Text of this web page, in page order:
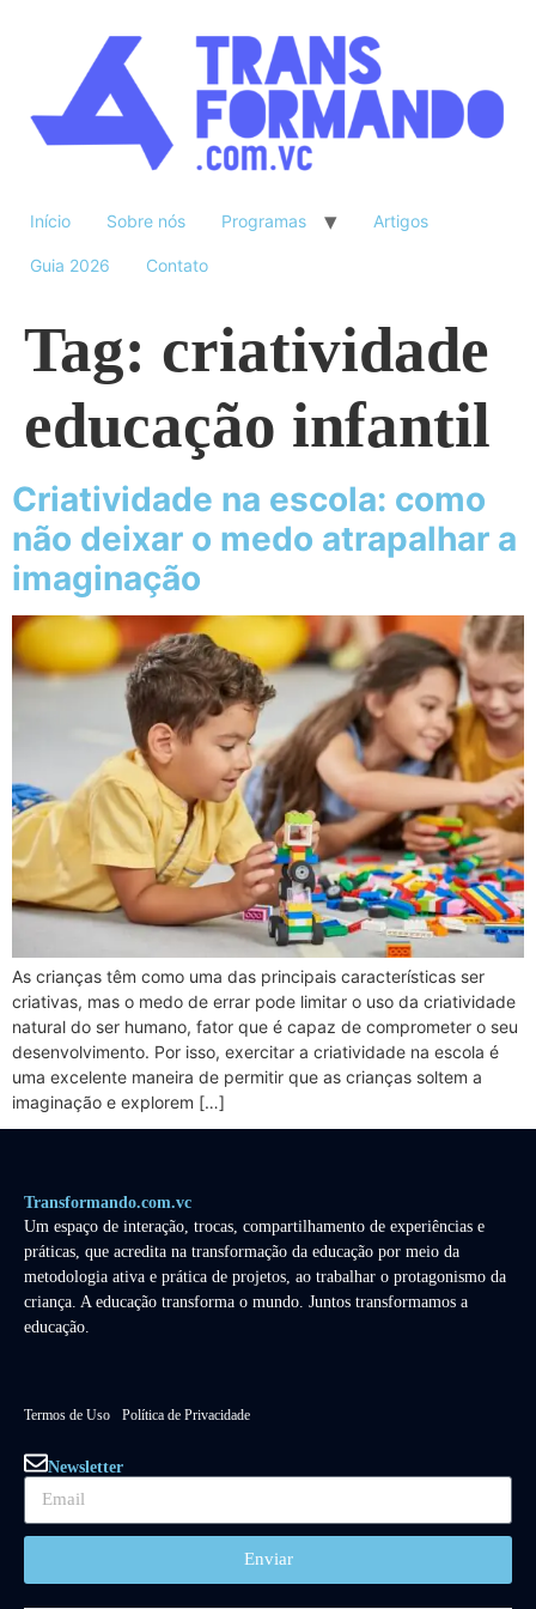
Início Sobre nós Programas Artigos
Guia 2026 Contato
Tag: criatividade
educação infantil
Criatividade na escola: como
não deixar o medo atrapalhar a
imaginação
As crianças têm como uma das principais características ser
criativas, mas o medo de errar pode limitar o uso da criatividade
natural do ser humano, fator que é capaz de comprometer o seu
desenvolvimento. Por isso, exercitar a criatividade na escola é
uma excelente maneira de permitir que as crianças soltem a
imaginação e explorem […]
Transformando.com.vc
Um espaço de interação, trocas, compartilhamento de experiências e
práticas, que acredita na transformação da educação por meio da
metodologia ativa e prática de projetos, ao trabalhar o protagonismo da
criança. A educação transforma o mundo. Juntos transformamos a
educação.
Termos de Uso Política de Privacidade
Newsletter
Enviar